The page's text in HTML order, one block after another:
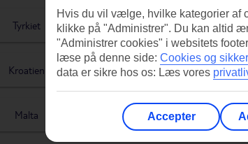
Tyrkiet Thailand Kreta
Kroatien Cypern Alle artikler
Malta Bulgarien Den
Hvis du vil vælge, hvilke kategorier af
klikke på "Administrer". Du kan altid
"Administrer cookies" i websitets
læse på denne side: Cookies og
data er sikre hos os: Læs vores
Accepter